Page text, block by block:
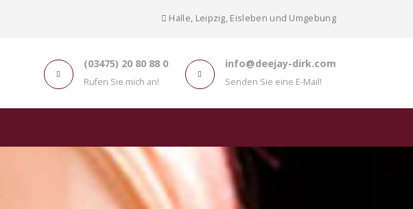
Halle, Leipzig, Eisleben und Umgebung
(03475) 20 80 88 0
Rufen Sie mich an!
info@deejay-dirk.com
Senden Sie eine E-Mail!